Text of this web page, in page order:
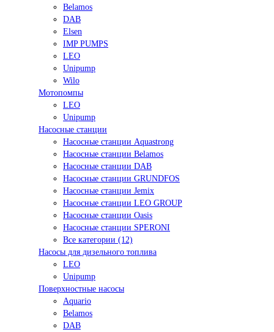
Belamos
DAB
Elsen
IMP PUMPS
LEO
Unipump
Wilo
Мотопомпы
LEO
Unipump
Насосные станции
Насосные станции Aquastrong
Насосные станции Belamos
Насосные станции DAB
Насосные станции GRUNDFOS
Насосные станции Jemix
Насосные станции LEO GROUP
Насосные станции Oasis
Насосные станции SPERONI
Все категории (12)
Насосы для дизельного топлива
LEO
Unipump
Поверхностные насосы
Aquario
Belamos
DAB